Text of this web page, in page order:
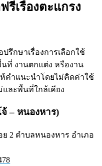
เรื่องตะแกรง
กษาเรื่องการเลือกใช้
ที่ งานตกแต่ง หรืองาน
คำแนะนำโดยไม่คิดค่าใช้
และพื้นที่ใกล้เคียง
– หนองหาร)
2 ตำบลหนองหาร อำเภอ